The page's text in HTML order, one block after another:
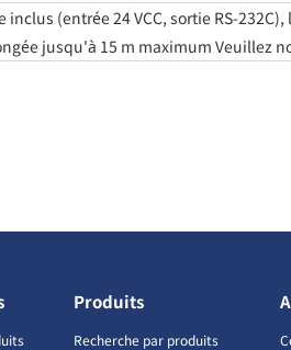
inclus (entrée 24 VCC, sortie RS-
jusqu'à 15 m maximum Veuillez
Produits
Recherche par produits